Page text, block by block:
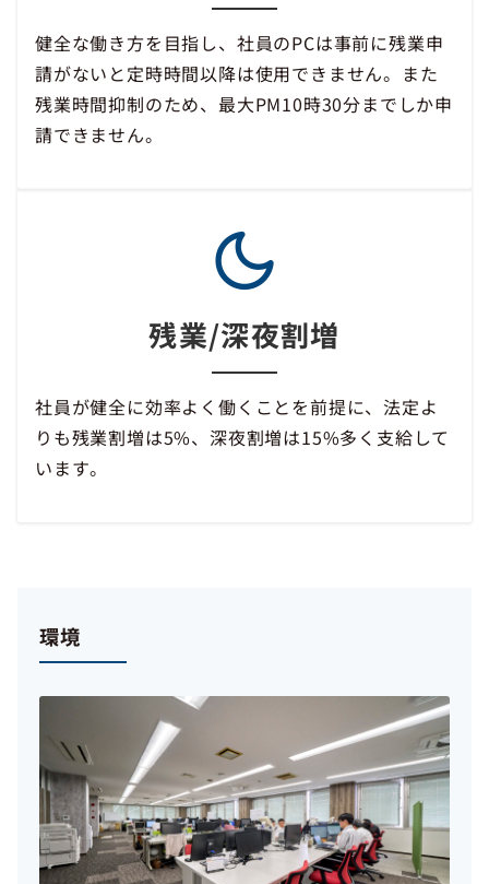
健全な働き方を目指し、社員のPCは事前に残業申
請がないと定時時間以降は使用できません。また
残業時間抑制のため、最大PM10時30分までしか申
請できません。
残業/深夜割増
社員が健全に効率よく働くことを前提に、法定よ
りも残業割増は5%、深夜割増は15%多く支給して
います。
環境